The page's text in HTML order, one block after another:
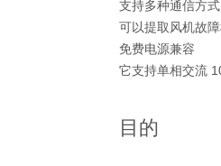
支持多种通信方
可以提取风机故
免费电源兼容
它支持单相交流
目的